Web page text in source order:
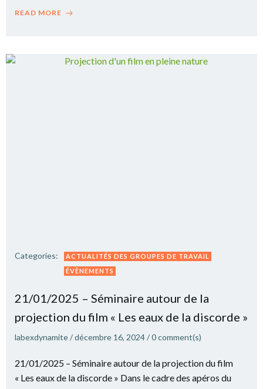
READ MORE
Categories:
ACTUALITÉS DES GROUPES DE TRAVAIL
ÉVÈNEMENTS
21/01/2025 – Séminaire autour de la
projection du film « Les eaux de la discorde »
labexdynamite/décembre 16, 2024/0comment(s)
21/01/2025 – Séminaire autour de la projection du film
« Les eaux de la discorde » Dans le cadre des apéros du